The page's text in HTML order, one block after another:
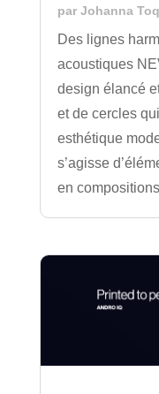
par Johanna
Des lignes
acoustiques
design élancé
et de cercles
esthétique
s’agisse
en